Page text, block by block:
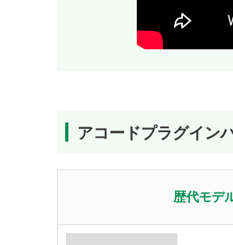
アコードプラグイン
歴代モデ